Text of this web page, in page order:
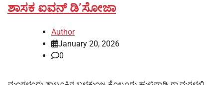
ಶಾಸಕ ಐವನ್‌ ಡಿʼಸೋಜಾ
Author
January 20, 2026
0